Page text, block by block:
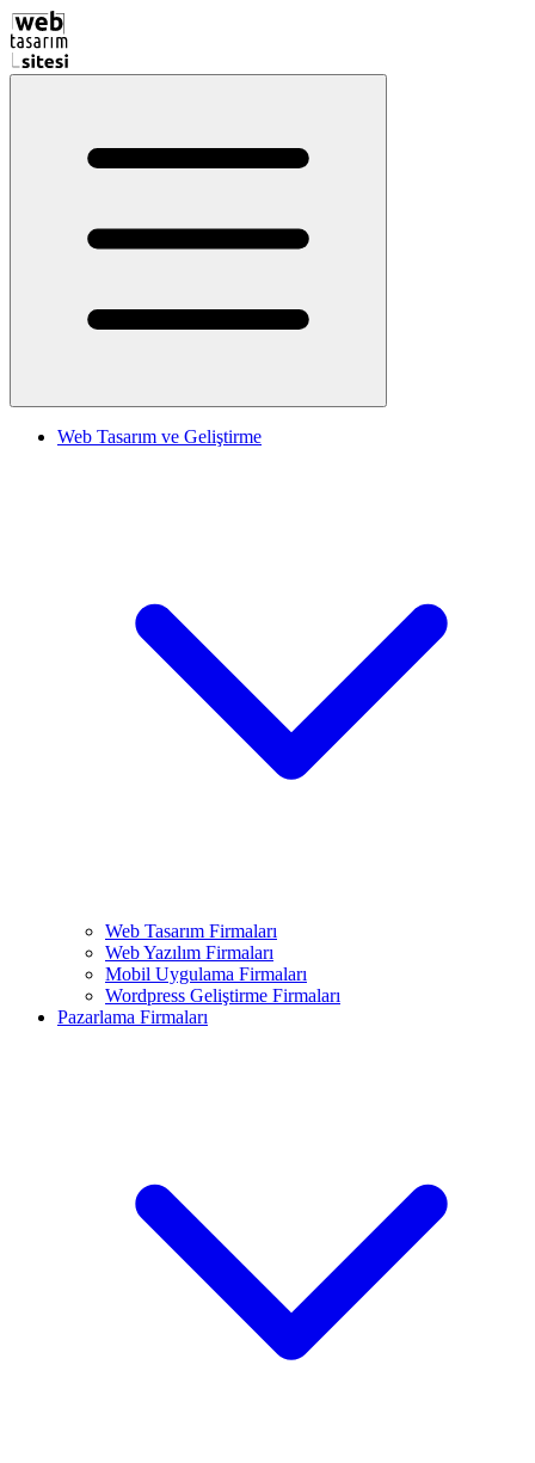
Web Tasarım ve Geliştirme
Web Tasarım Firmaları
Web Yazılım Firmaları
Mobil Uygulama Firmaları
Wordpress Geliştirme Firmaları
Pazarlama Firmaları